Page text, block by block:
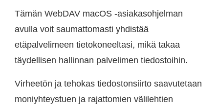
Tämän WebDAV macOS -asiakasohjelman
avulla voit saumattomasti yhdistää
etäpalvelimeen tietokoneeltasi, mikä takaa
täydellisen hallinnan palvelimen tiedostoihin.
Virheetön ja tehokas tiedostonsiirto saavutetaan
moniyhteystuen ja rajattomien välilehtien